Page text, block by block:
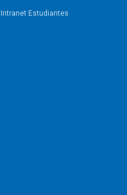
Intranet Estudiantes